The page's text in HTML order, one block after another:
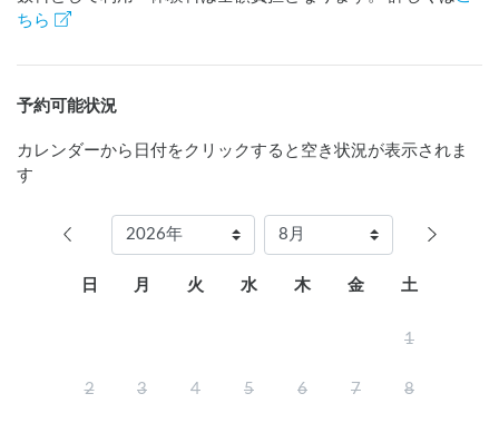
ちら
予約可能状況
カレンダーから日付をクリックすると空き状況が表示されま
す
日 月 火 水 木 金 土
1
2 3 4 5 6 7 8